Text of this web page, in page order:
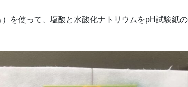
を使って、塩酸と水酸化ナトリウムをpH試験紙